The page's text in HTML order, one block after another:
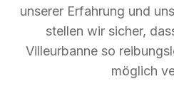
unserer Erfahrung und
stellen wir sicher,
Villeurbanne so
möglich